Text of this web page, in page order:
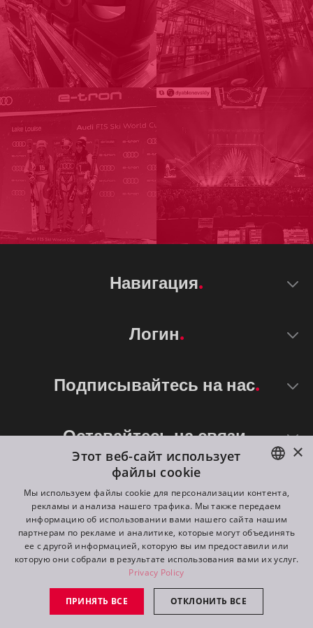
Навигация
Логин
Подписывайтесь на нас
Оставайтесь на связи
©2026 ROBE lighting s.r.o.
All rights reserved. Created by
Switch to desktop mode
ENGLISH
DE
FR
RU
×
Этот веб-сайт использует
файлы cookie
Мы используем файлы cookie для персонализации контента,
рекламы и анализа нашего трафика. Мы также передаем
информацию об использовании вами нашего сайта нашим
партнерам по рекламе и аналитике, которые могут объединять
ее с другой информацией, которую вы им предоставили или
которую они собрали в результате использования вами их услуг.
Privacy Policy
ПРИНЯТЬ ВСЕ ОТКЛОНИТЬ ВСЕ